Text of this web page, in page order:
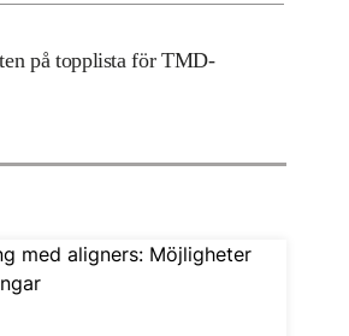
på topplista för TMD-